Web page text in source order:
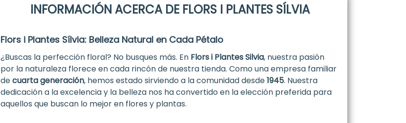
INFORMACIÓN ACERCA DE FLORS I PLANTES SÍLVIA
Flors i Plantes Sílvia: Belleza Natural en Cada Pétalo
¿Buscas la perfección floral? No busques más. En Flors i Plantes Silvia, nuestra pasión
por la naturaleza florece en cada rincón de nuestra tienda. Como una empresa familiar
decuarta generación, hemos estado sirviendo a la comunidad desde1945. Nuestra
dedicación a la excelencia y la belleza nos ha convertido en la elección preferida para
aquellos que buscan lo mejor en flores y plantas.